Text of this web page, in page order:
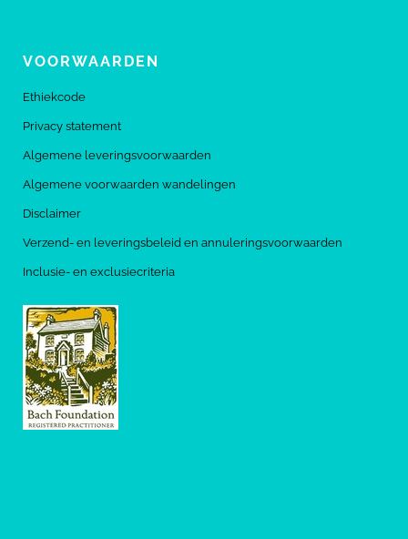
VOORWAARDEN
Ethiekcode
Privacy statement
Algemene leveringsvoorwaarden
Algemene voorwaarden wandelingen
Disclaimer
Verzend- en leveringsbeleid en annuleringsvoorwaarden
Inclusie- en exclusiecriteria